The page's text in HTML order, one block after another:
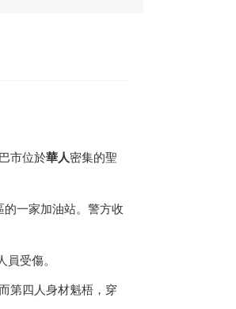
市位於華人密集的聖
一家加油站。警方收
受傷。
第四人身材魁梧，穿